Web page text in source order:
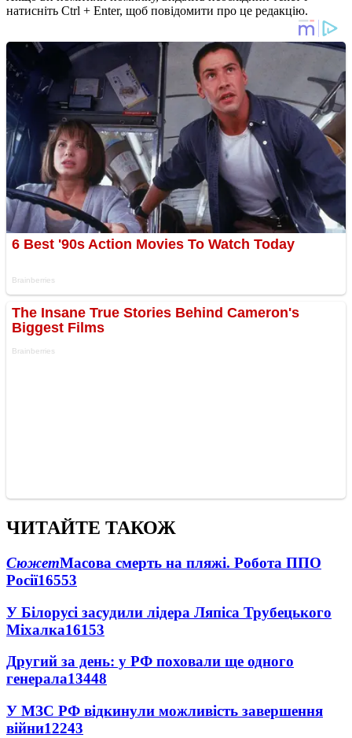
натисніть Ctrl + Enter, щоб повідомити про це редакцію.
ЧИТАЙТЕ ТАКОЖ
СюжетМасова смерть на пляжі. Робота ППО
Росії16553
У Білорусі засудили лідера Ляпіса Трубецького
Міхалка16153
Другий за день: у РФ поховали ще одного
генерала13448
У МЗС РФ відкинули можливість завершення
війни12243